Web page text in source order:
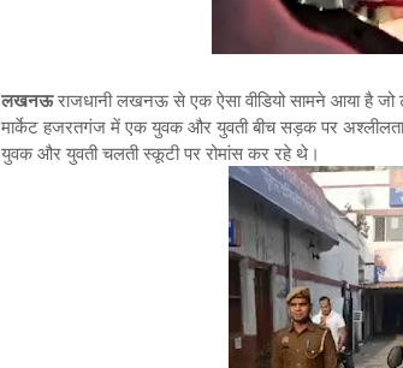
लखनऊराजधानी लखनऊ से एक ऐसा वीडियो सामने आया है
मार्केट हजरतगंज में एक युवक और युवती बीच सड़क पर
युवक और युवती चलती स्कूटी पर रोमांस कर रहे थे।